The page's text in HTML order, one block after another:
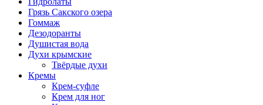
Грязь Сакского озера
Гоммаж
Дезодоранты
Душистая вода
Духи крымские
Твёрдые духи
Кремы
Крем-суфле
Крем для ног